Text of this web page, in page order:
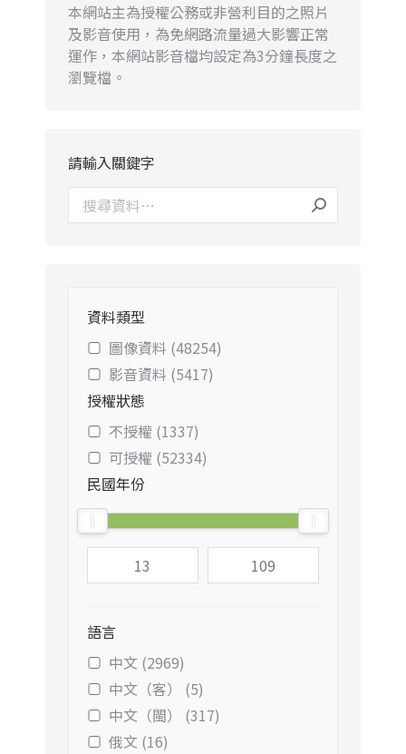
本網站主為授權公務或非營利目的之照片
及影音使用，為免網路流量過大影響正常
運作，本網站影音檔均設定為3分鐘長度之
瀏覽檔。
請輸入關鍵字
資料類型
圖像資料 (48254)
影音資料 (5417)
授權狀態
不授權 (1337)
可授權 (52334)
民國年份
語言
中文 (2969)
中文（客） (5)
中文（閩） (317)
俄文 (16)